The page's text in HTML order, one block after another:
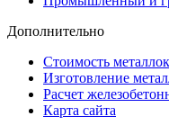
Дополнительно
Стоимость
Изготовление
Расчет
Карта сайта